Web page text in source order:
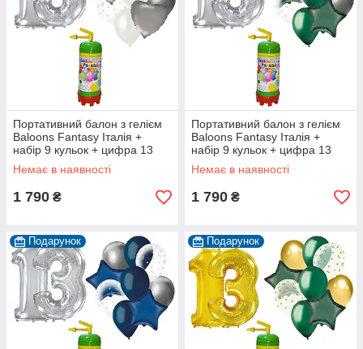
Портативний балон з гелієм
Baloons Fantasy Італія +
набір 9 кульок + цифра 13
срібна
Немає в наявності
1 790 ₴
Портативний балон з гелієм
Baloons Fantasy Італія +
набір 9 кульок + цифра 13
срібна
Немає в наявності
1 790 ₴
Подарунок Подарунок